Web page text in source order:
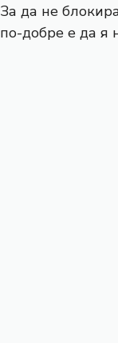
За да не
по-добре е да я